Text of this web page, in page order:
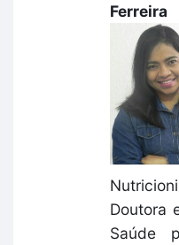
Ferreira
Doutora
Saúde